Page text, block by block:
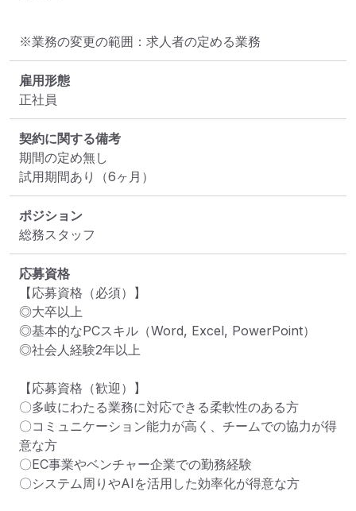
※業務の変更の範囲：求人者の定める業務
雇用形態
正社員
契約に関する備考
期間の定め無し
試用期間あり（6ヶ月）
ポジション
総務スタッフ
応募資格
【応募資格（必須）】
◎大卒以上
◎基本的なPCスキル（Word, Excel, PowerPoint）
◎社会人経験2年以上
【応募資格（歓迎）】
〇多岐にわたる業務に対応できる柔軟性のある方
〇コミュニケーション能力が高く、チームでの協力が得
意な方
〇EC事業やベンチャー企業での勤務経験
〇システム周りやAIを活用した効率化が得意な方